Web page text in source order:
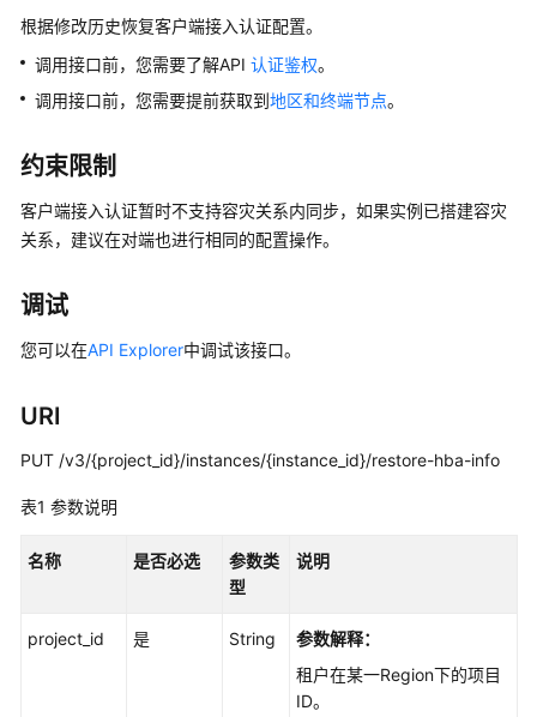
品
介
计
费
说
快
速
入
户
指
指
根据修改历史恢复客户端接入认证配置。
调用接口前，您需要了解API 认证鉴权。
调用接口前，您需要提前获取到地区和终端节点。
约束限制
客户端接入认证暂时不支持容灾关系内同步，如果实例已搭建容灾
关系，建议在对端也进行相同的配置操作。
调试
您可以在API Explorer中调试该接口。
URI
PUT /v3/{project_id}/instances/{instance_id}/restore-hba-info
表1 参数说明
名称 是否必选
参数类
型
说明
project_id 是 String
参数解释：
租户在某一Region下的项目
ID。